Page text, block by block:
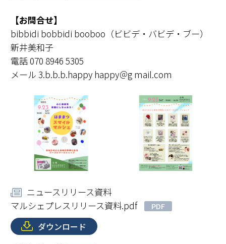
【お問合せ】
bibbidi bobbidi booboo（ビビデ・バビデ・ブー）
新井美和子
電話 070 8946 5305
メール 3.b.b.b.happy happy＠g mail.com
ニュースリリース資料
マルシェプレスリリース資料.pdf
PDF
ダウンロード